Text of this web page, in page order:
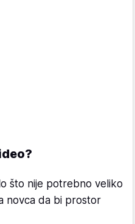
što nije potrebno veliko
novca da bi prostor